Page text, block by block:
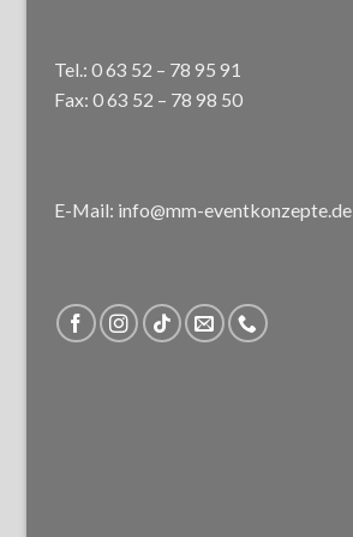
Tel.: 0 63 52 – 78 95 91
Fax: 0 63 52 – 78 98 50
E-Mail: info@mm-eventkonzepte.de